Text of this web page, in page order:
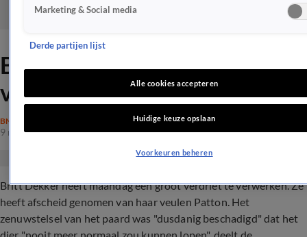
Britt Dekker kapot van
verdriet
BN'ERS
9 mei 2022, 16:48
Britt Dekker heeft maandag een groot verdriet te verwerken. Ze
heeft afscheid genomen van haar veulen Patton. Het
zenuwstelsel van het paard was "dusdanig beschadigd" dat het
Marketing & Social media
Derde partijen lijst
Alle cookies accepteren
Huidige keuze opslaan
Voorkeuren beheren